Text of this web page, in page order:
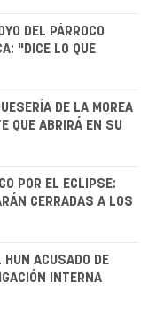
DEL PÁRROCO
"DICE LO QUE
DE LA MOREA
QUE ABRIRÁ EN SU
POR EL ECLIPSE:
CERRADAS A LOS
ACUSADO DE
INTERNA